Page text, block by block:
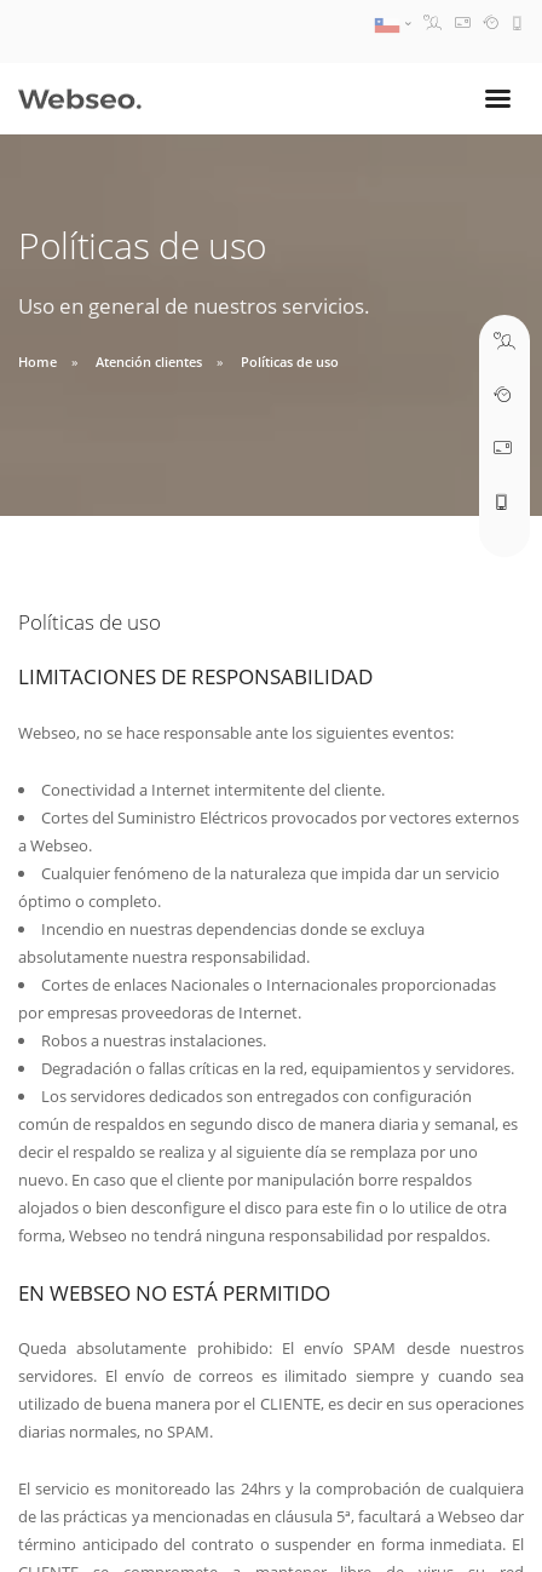
Políticas de uso
Uso en general de nuestros servicios.
Home Atención clientes Políticas de uso
Políticas de uso
LIMITACIONES DE RESPONSABILIDAD
Webseo, no se hace responsable ante los siguientes eventos:
Conectividad a Internet intermitente del cliente.
Cortes del Suministro Eléctricos provocados por vectores externos
a Webseo.
Cualquier fenómeno de la naturaleza que impida dar un servicio
óptimo o completo.
Incendio en nuestras dependencias donde se excluya
absolutamente nuestra responsabilidad.
Cortes de enlaces Nacionales o Internacionales proporcionadas
por empresas proveedoras de Internet.
Robos a nuestras instalaciones.
Degradación o fallas críticas en la red, equipamientos y servidores.
Los servidores dedicados son entregados con configuración
común de respaldos en segundo disco de manera diaria y semanal, es
decir el respaldo se realiza y al siguiente día se remplaza por uno
nuevo. En caso que el cliente por manipulación borre respaldos
alojados o bien desconfigure el disco para este fin o lo utilice de otra
forma, Webseo no tendrá ninguna responsabilidad por respaldos.
EN WEBSEO NO ESTÁ PERMITIDO
Queda absolutamente prohibido: El envío SPAM desde nuestros
servidores. El envío de correos es ilimitado siempre y cuando sea
utilizado de buena manera por el CLIENTE, es decir en sus operaciones
diarias normales, no SPAM.
El servicio es monitoreado las 24hrs y la comprobación de cualquiera
de las prácticas ya mencionadas en cláusula 5ª, facultará a Webseo dar
término anticipado del contrato o suspender en forma inmediata. El
09:30 AM A 18:30 PM
soporte@webseo.cl